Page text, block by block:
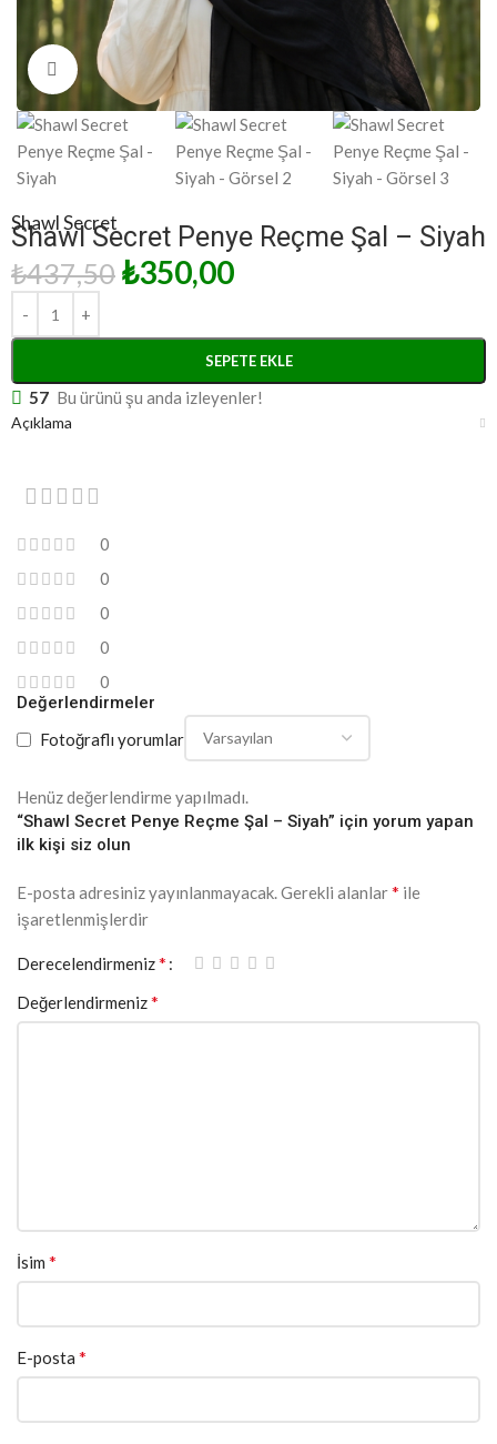
Click to enlarge
Shawl Secret
Shawl Secret Penye Reçme Şal – Siyah
₺437,50 ₺350,00
SEPETE EKLE
57 Bu ürünü şu anda izleyenler!
Açıklama
0
0
0
0
0
Değerlendirmeler
Fotoğraflı yorumlar
Henüz değerlendirme yapılmadı.
“Shawl Secret Penye Reçme Şal – Siyah” için yorum yapan
ilk kişi siz olun
E-posta adresiniz yayınlanmayacak.Gerekli alanlar* ile
işaretlenmişlerdir
Derecelendirmeniz*
Değerlendirmeniz*
İsim *
E-posta *